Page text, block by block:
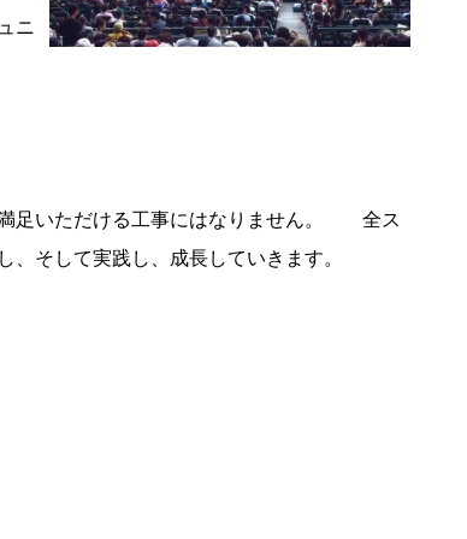
ニ
満足いただける工事にはなりません。 全ス
そして実践し、成長していきます。